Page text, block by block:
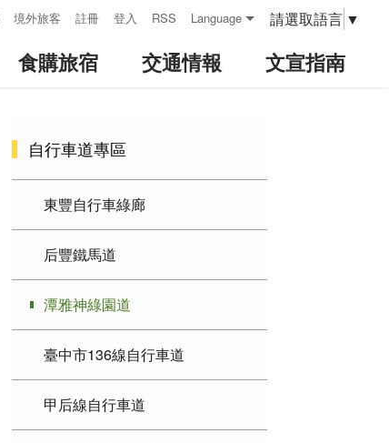
境外旅客 註冊 登入 RSS Language 請選取語言 ▼
食購旅宿 交通情報 文宣指南
自行車道專區
東豐自行車綠廊
后豐鐵馬道
潭雅神綠園道
臺中市136線自行車道
甲后線自行車道